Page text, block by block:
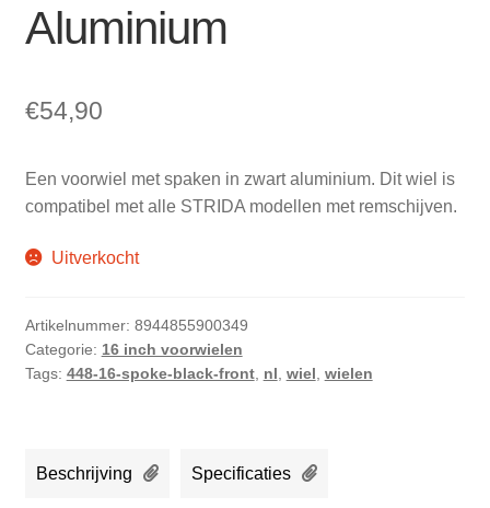
Aluminium
€54,90
Een voorwiel met spaken in zwart aluminium. Dit wiel is
compatibel met alle STRIDA modellen met remschijven.
Uitverkocht
Artikelnummer: 8944855900349
Categorie: 16 inch voorwielen
Tags: 448-16-spoke-black-front, nl wiel wielen
Beschrijving Specificaties